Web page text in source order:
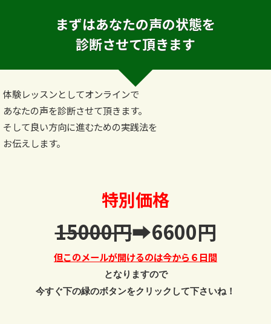
まずはあなたの声の状態を
診断させて頂きます
体験レッスンとしてオンラインで
あなたの声を診断させて頂きます。
そして良い方向に進むための実践法を
お伝えします。
特別価格
15000円➡6600円
但このメールが開けるのは今から６日間
となりますので
今すぐ下の緑のボタンをクリックして下さいね！